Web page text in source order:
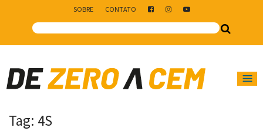
SOBRE CONTATO
Main Navigation
Tag: 4S